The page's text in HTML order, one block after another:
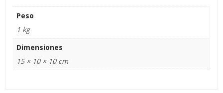
Peso
1 kg
Dimensiones
15 × 10 × 10 cm